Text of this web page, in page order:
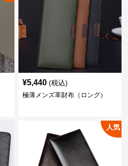
¥5,440 (税込)
極薄メンズ革財布（ロング）
人気